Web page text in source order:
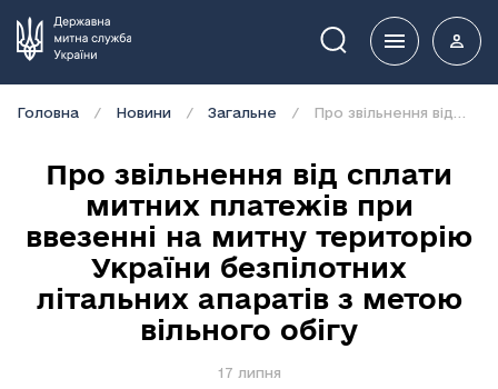
Пошук
Головна Новини Загальне
Про звільнення від сплати
митних платежів при
ввезенні на митну територію
України безпілотних
літальних апаратів з метою
вільного обігу
17 липня